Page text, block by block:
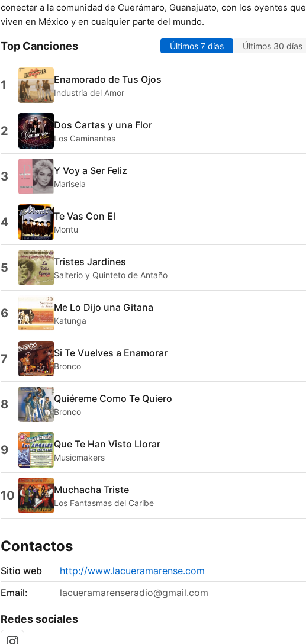
conectar a la comunidad de Cuerámaro, Guanajuato, con los oyentes que
viven en México y en cualquier parte del mundo.
Top Canciones Últimos 7 días Últimos 30 días
1 Enamorado de Tus Ojos
Industria del Amor
2 Dos Cartas y una Flor
Los Caminantes
3 Y Voy a Ser Feliz
Marisela
4 Te Vas Con El
Montu
5 Tristes Jardines
Salterio y Quinteto de Antaño
6 Me Lo Dijo una Gitana
Katunga
7 Si Te Vuelves a Enamorar
Bronco
8 Quiéreme Como Te Quiero
Bronco
9 Que Te Han Visto Llorar
Musicmakers
10 Muchacha Triste
Los Fantasmas del Caribe
Contactos
Sitio web
http://www.lacueramarense.com
Email:
lacueramarenseradio@gmail.com
Redes sociales